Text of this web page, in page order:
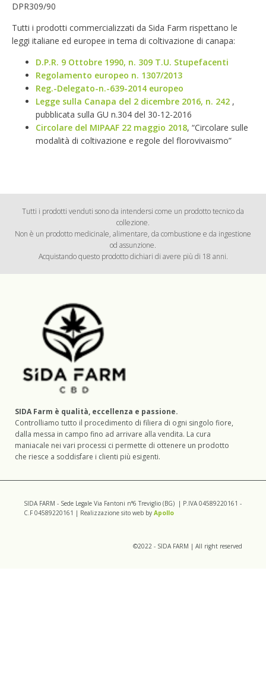
DPR309/90
Tutti i prodotti commercializzati da Sida Farm rispettano le
leggi italiane ed europee in tema di coltivazione di canapa:
D.P.R. 9 Ottobre 1990, n. 309 T.U. Stupefacenti
Regolamento europeo n. 1307/2013
Reg.-Delegato-n.-639-2014 europeo
Legge sulla Canapa del 2 dicembre 2016, n. 242 ,
pubblicata sulla GU n.304 del 30-12-2016
Circolare del MIPAAF 22 maggio 2018, “Circolare sulle
modalità di coltivazione e regole del florovivaismo”
Tutti i prodotti venduti sono da intendersi come un prodotto tecnico da
collezione.
Non è un prodotto medicinale, alimentare, da combustione e da ingestione
od assunzione.
Acquistando questo prodotto dichiari di avere più di 18 anni.
SIDA Farm è qualità, eccellenza e passione.
Controlliamo tutto il procedimento di filiera di ogni singolo fiore,
dalla messa in campo fino ad arrivare alla vendita. La cura
maniacale nei vari processi ci permette di ottenere un prodotto
che riesce a soddisfare i clienti più esigenti.
SIDA FARM - Sede Legale Via Fantoni n°6 Treviglio (BG) | P.IVA 04589220161 -
C.F 04589220161 | Realizzazione sito web by Apollo
©2022 - SIDA FARM | All right reserved